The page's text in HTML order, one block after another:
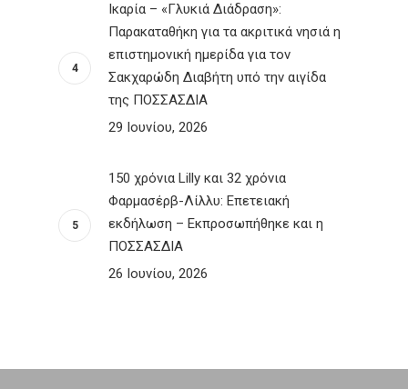
Ικαρία – «Γλυκιά Διάδραση»:
Παρακαταθήκη για τα ακριτικά νησιά η
επιστημονική ημερίδα για τον
Σακχαρώδη Διαβήτη υπό την αιγίδα
της ΠΟΣΣΑΣΔΙΑ
29 Ιουνίου, 2026
150 χρόνια Lilly και 32 χρόνια
Φαρμασέρβ-Λίλλυ: Eπετειακή
εκδήλωση – Εκπροσωπήθηκε και η
ΠΟΣΣΑΣΔΙΑ
26 Ιουνίου, 2026